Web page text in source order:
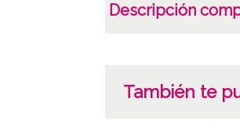
Descripción
También te